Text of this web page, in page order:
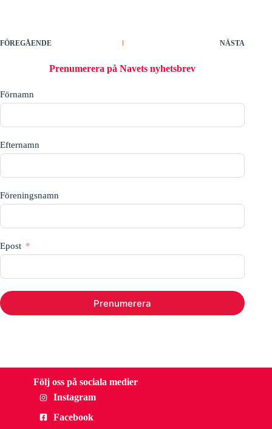
-
g
n
g
FÖREGÅENDE NÄSTA
Prenumerera på Navets nyhetsbrev
Förnamn
Efternamn
Föreningsnamn
Epost
Prenumerera
Följ oss på sociala medier
Instagram
Facebook